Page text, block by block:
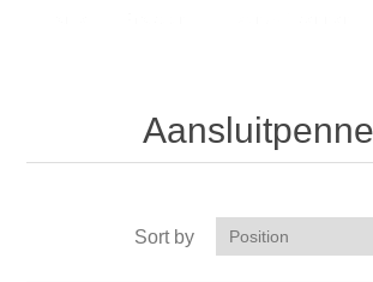
Sort by